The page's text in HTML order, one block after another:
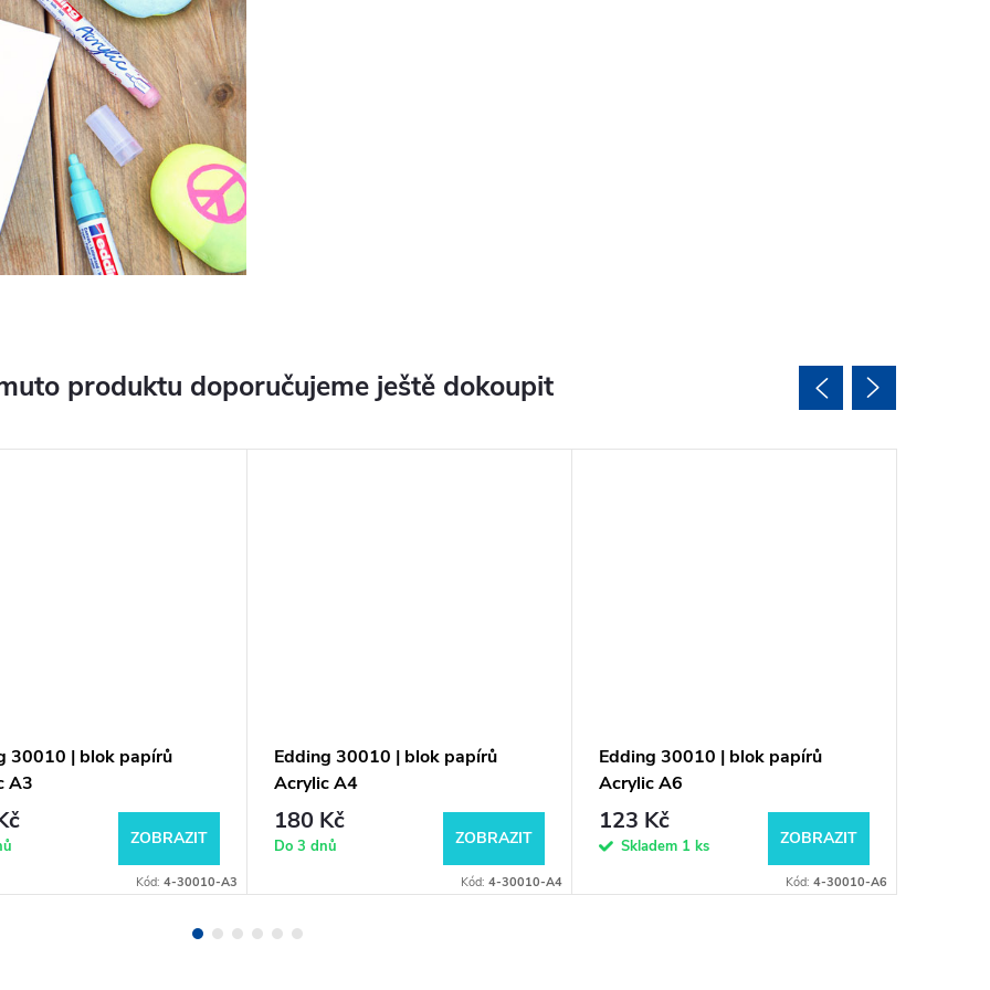
produktu doporučujeme ještě dokoupit
30010 | blok papírů
A3
ZOBRAZIT
Kód: 4-30010-A3
Edding 30010 | blok papírů
Acrylic A4
180 Kč
Do 3 dnů ZOBRAZIT
Kód: 4-30010-A4
Edding 30010 | blok papírů
Acrylic A6
123 Kč
Skladem 1 ks ZOBRAZIT
Kód: 4-30010-A6